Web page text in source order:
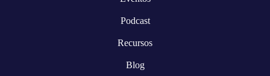
Podcast
Recursos
Blog